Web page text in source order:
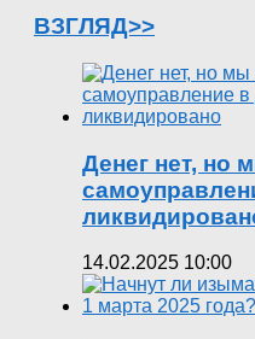
ВЗГЛЯД>>
Денег нет, но
14.02.2025 10:00